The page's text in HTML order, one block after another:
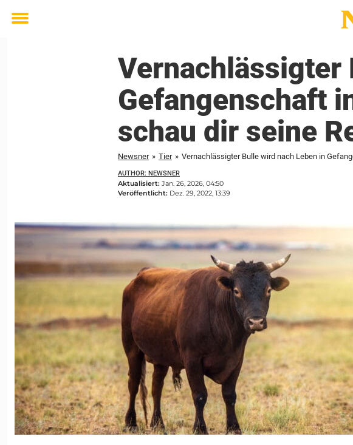
Toggle
Vernachlässigter
Gefangenschaft
schau dir seine
Newsner » Tier » Vernachlässigter Bulle wird nach Leben in
AUTHOR: NEWSNER
Aktualisiert: Jan. 26, 2026, 04:50
Veröffentlicht: Dez. 29, 2022, 13:39